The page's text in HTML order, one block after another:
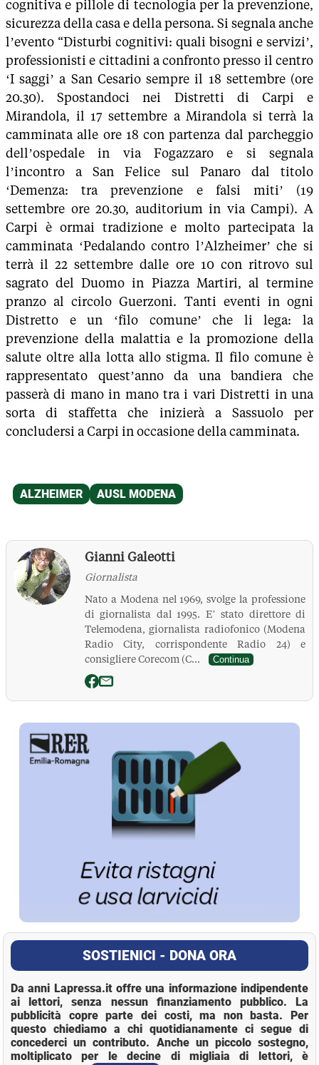
cognitiva e pillole di tecnologia per la prevenzione,
sicurezza della casa e della persona. Si segnala anche
l’evento “Disturbi cognitivi: quali bisogni e servizi’,
professionisti e cittadini a confronto presso il centro
‘I saggi’ a San Cesario sempre il 18 settembre (ore
20.30). Spostandoci nei Distretti di Carpi e
Mirandola, il 17 settembre a Mirandola si terrà la
camminata alle ore 18 con partenza dal parcheggio
dell’ospedale in via Fogazzaro e si segnala
l’incontro a San Felice sul Panaro dal titolo
‘Demenza: tra prevenzione e falsi miti’ (19
settembre ore 20.30, auditorium in via Campi). A
Carpi è ormai tradizione e molto partecipata la
camminata ‘Pedalando contro l’Alzheimer’ che si
terrà il 22 settembre dalle ore 10 con ritrovo sul
sagrato del Duomo in Piazza Martiri, al termine
pranzo al circolo Guerzoni. Tanti eventi in ogni
Distretto e un ‘filo comune’ che li lega: la
prevenzione della malattia e la promozione della
salute oltre alla lotta allo stigma. Il filo comune è
rappresentato quest’anno da una bandiera che
passerà di mano in mano tra i vari Distretti in una
sorta di staffetta che inizierà a Sassuolo per
concludersi a Carpi in occasione della camminata.
Gianni Galeotti
Giornalista
Nato a Modena nel 1969, svolge la professione
di giornalista dal 1995. E’ stato direttore di
Telemodena, giornalista radiofonico (Modena
Radio City, corrispondente Radio 24) e
consigliere Corecom (C...
Continua
La Pressa
SOSTIENICI - DONA ORA
Da anni Lapressa.it offre una informazione indipendente
ai lettori, senza nessun finanziamento pubblico. La
pubblicità copre parte dei costi, ma non basta. Per
questo chiediamo a chi quotidianamente ci segue di
concederci un contributo. Anche un piccolo sostegno,
moltiplicato per le decine di migliaia di lettori, è